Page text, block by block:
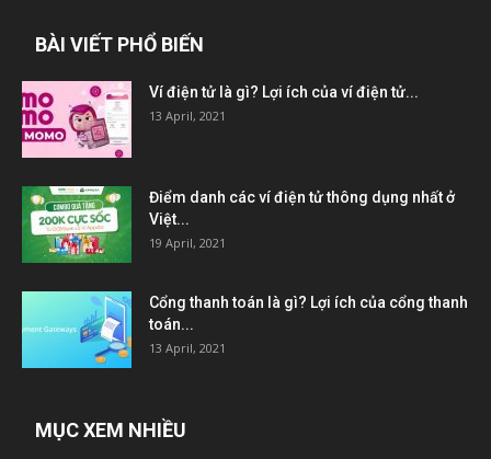
BÀI VIẾT PHỔ BIẾN
Ví điện tử là gì? Lợi ích của ví điện tử...
13 April, 2021
Điểm danh các ví điện tử thông dụng nhất ở
Việt...
19 April, 2021
Cổng thanh toán là gì? Lợi ích của cổng thanh
toán...
13 April, 2021
MỤC XEM NHIỀU